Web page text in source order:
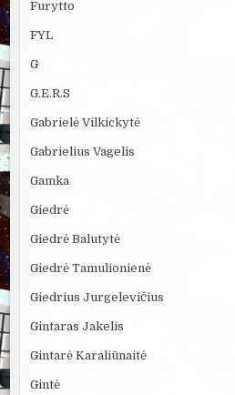
Furytto
FYL
G
G.E.R.S
Gabrielė Vilkickytė
Gabrielius Vagelis
Gamka
Giedrė
Giedrė Balutytė
Giedrė Tamulionienė
Giedrius Jurgelevičius
Gintaras Jakelis
Gintarė Karaliūnaitė
Gintė